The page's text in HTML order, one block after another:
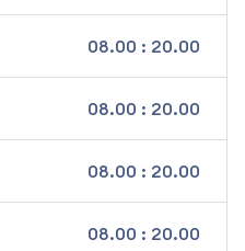
08.00 : 20.00
08.00 : 20.00
08.00 : 20.00
08.00 : 20.00